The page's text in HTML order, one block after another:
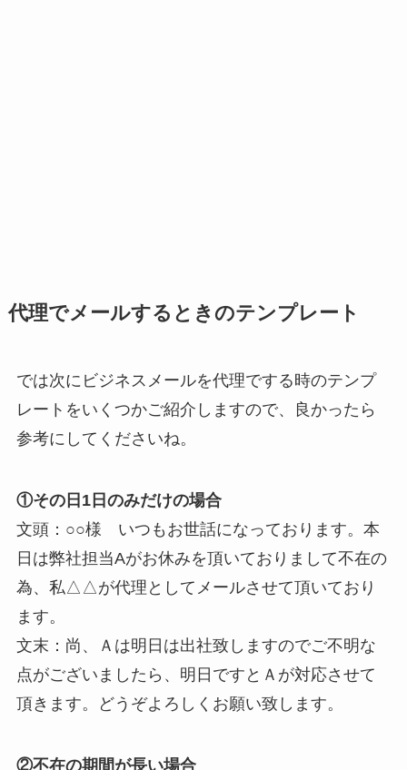
代理でメールするときのテンプレート
では次にビジネスメールを代理でする時のテンプ
レートをいくつかご紹介しますので、良かったら
参考にしてくださいね。
①その日1日のみだけの場合
文頭：○○様 いつもお世話になっております。本
日は弊社担当Aがお休みを頂いておりまして不在の
為、私△△が代理としてメールさせて頂いており
ます。
文末：尚、Ａは明日は出社致しますのでご不明な
点がございましたら、明日ですとＡが対応させて
頂きます。どうぞよろしくお願い致します。
②不在の期間が長い場合